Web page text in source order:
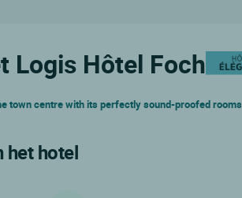
Logis Hôtel Foch
town centre with its perfectly sound-proofed rooms
het hotel